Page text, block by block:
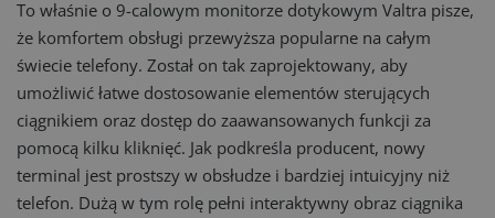
To właśnie o 9-calowym monitorze dotykowym Valtra pisze,
że komfortem obsługi przewyższa popularne na całym
świecie telefony. Został on tak zaprojektowany, aby
umożliwić łatwe dostosowanie elementów sterujących
ciągnikiem oraz dostęp do zaawansowanych funkcji za
pomocą kilku kliknięć. Jak podkreśla producent, nowy
terminal jest prostszy w obsłudze i bardziej intuicyjny niż
telefon. Dużą w tym rolę pełni interaktywny obraz ciągnika